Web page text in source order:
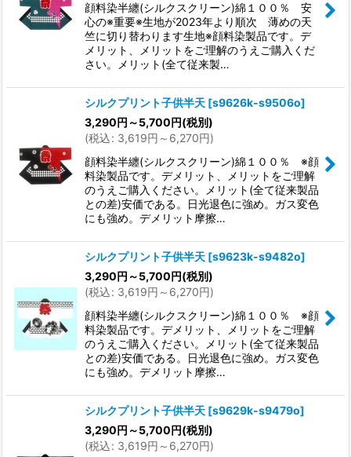
顔料染半纏(シルクスクリーン)綿１００％ 安
心の※重要※生地が2023年より順次 薄めの天
竺に切り替わります生地※顔料染製品です。デ
メリット、メリットをご理解のうえご購入くだ
さい。メリット(全て従来製…
シルクプリント子供半天 [s9626k-s9506o]
3,290円 ～5,700円(税別)
(税込: 3,619円 ～6,270円)
顔料染半纏(シルクスクリーン)綿１００％ ※顔
料染製品です。デメリット、メリットをご理解
のうえご購入ください。メリット(全て従来製品
との差)安価である。日光退色に強め。ガス変色
にも強め。デメリット摩擦…
シルクプリント子供半天 [s9623k-s9482o]
3,290円 ～5,700円(税別)
(税込: 3,619円 ～6,270円)
顔料染半纏(シルクスクリーン)綿１００％ ※顔
料染製品です。デメリット、メリットをご理解
のうえご購入ください。メリット(全て従来製品
との差)安価である。日光退色に強め。ガス変色
にも強め。デメリット摩擦…
シルクプリント子供半天 [s9629k-s9479o]
3,290円 ～5,700円(税別)
(税込: 3,619円 ～6,270円)